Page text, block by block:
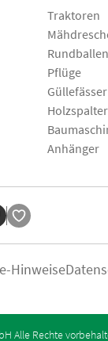
Traktoren
Pflüge
Güllefässer
Holzspalter
Anhänger
Hinweise
Alle Rechte